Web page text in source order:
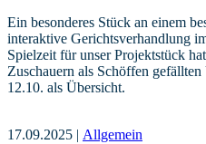
Ein besonderes Stück an einem
interaktive Gerichtsverhandlung
Spielzeit für unser Projektstück
Zuschauern als Schöffen
12.10. als Übersicht.
17.09.2025 | Allgemein